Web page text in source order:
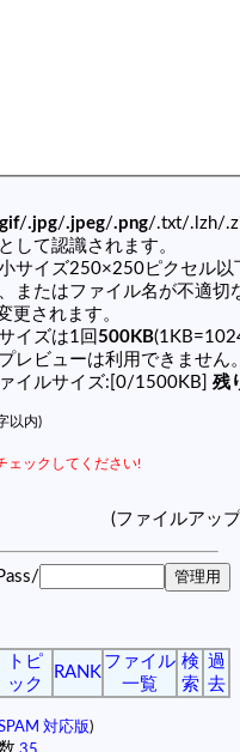
/.jpg/.jpeg/.png/.txt/.lzh/
して認識されます。
サイズ250×250ピクセル以
またはファイル名が不適切
されます。
イズは1回500KB
レビューは利用できません
イルサイズ:[0/1500KB] 残
以内)
ェックしてください!
(ファイルアッ
トピ
ック
RANK
ファイル
一覧
検
索
過
去
対応版)